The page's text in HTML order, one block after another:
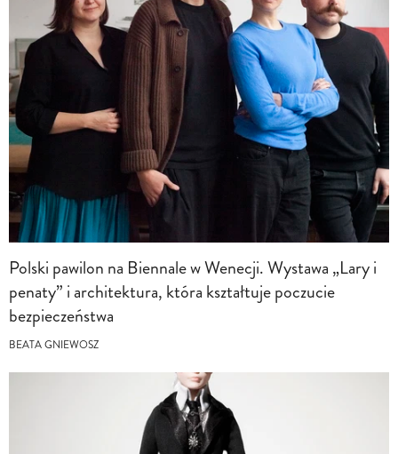
Polski pawilon na Biennale w Wenecji. Wystawa „Lary i
penaty” i architektura, która kształtuje poczucie
bezpieczeństwa
BEATA GNIEWOSZ